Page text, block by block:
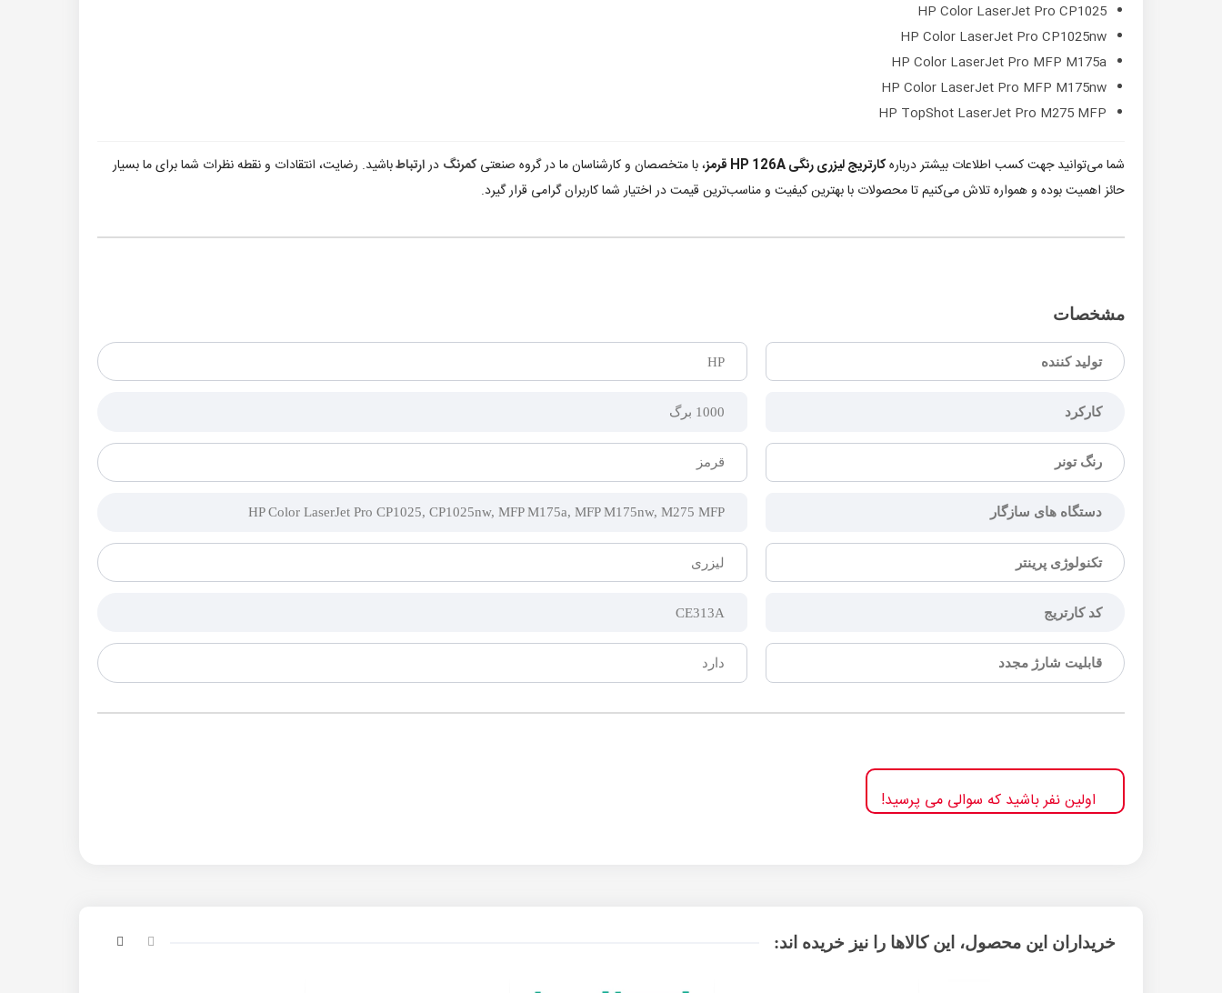
HP Color LaserJet Pro CP1025
HP Color LaserJet Pro CP1025nw
HP Color LaserJet Pro MFP M175a
HP Color LaserJet Pro MFP M175nw
HP TopShot LaserJet Pro M275 MFP
شما می‌توانید جهت کسب اطلاعات بیشتر دربارهکارتریج لیزری رنگی HP 126A قرمز ، با متخصصان و کارشناسان ما در گروه صنعتیکمرنگ درارتباطباشید. رضایت، انتقادات و نقطه نظرات شما برای ما بسیار
حائز اهمیت بوده و همواره تلاش می‌کنیم تا محصولات با بهترین کیفیت و مناسب‌ترین قیمت در اختیار شما کاربران گرامی قرار گیرد.
مشخصات
تولید کننده HP
کارکرد 1000 برگ
رنگ تونر قرمز
دستگاه های سازگار HP Color LaserJet Pro CP1025, CP1025nw, MFP M175a, MFP M175nw, M275 MFP
تکنولوژی پرینتر لیزری
کد کارتریج CE313A
قابلیت شارژ مجدد دارد
اولین نفر باشید که سوالی می پرسید!
خریداران این محصول، این کالاها را نیز خریده اند: